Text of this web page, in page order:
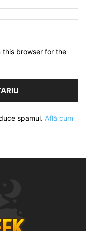
this browser for the
spamul. Află cum